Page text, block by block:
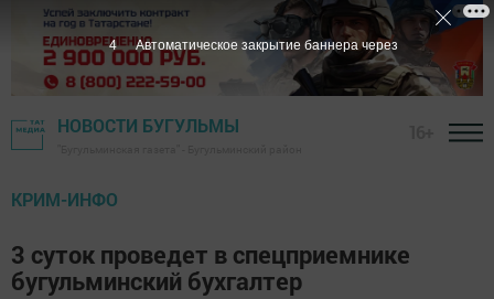
НОВОСТИ БУГУЛЬМЫ
КРИМ-ИНФО
3 суток проведет в спецприемнике
бугульминский бухгалтер
3 Автоматическое закрытие баннера через